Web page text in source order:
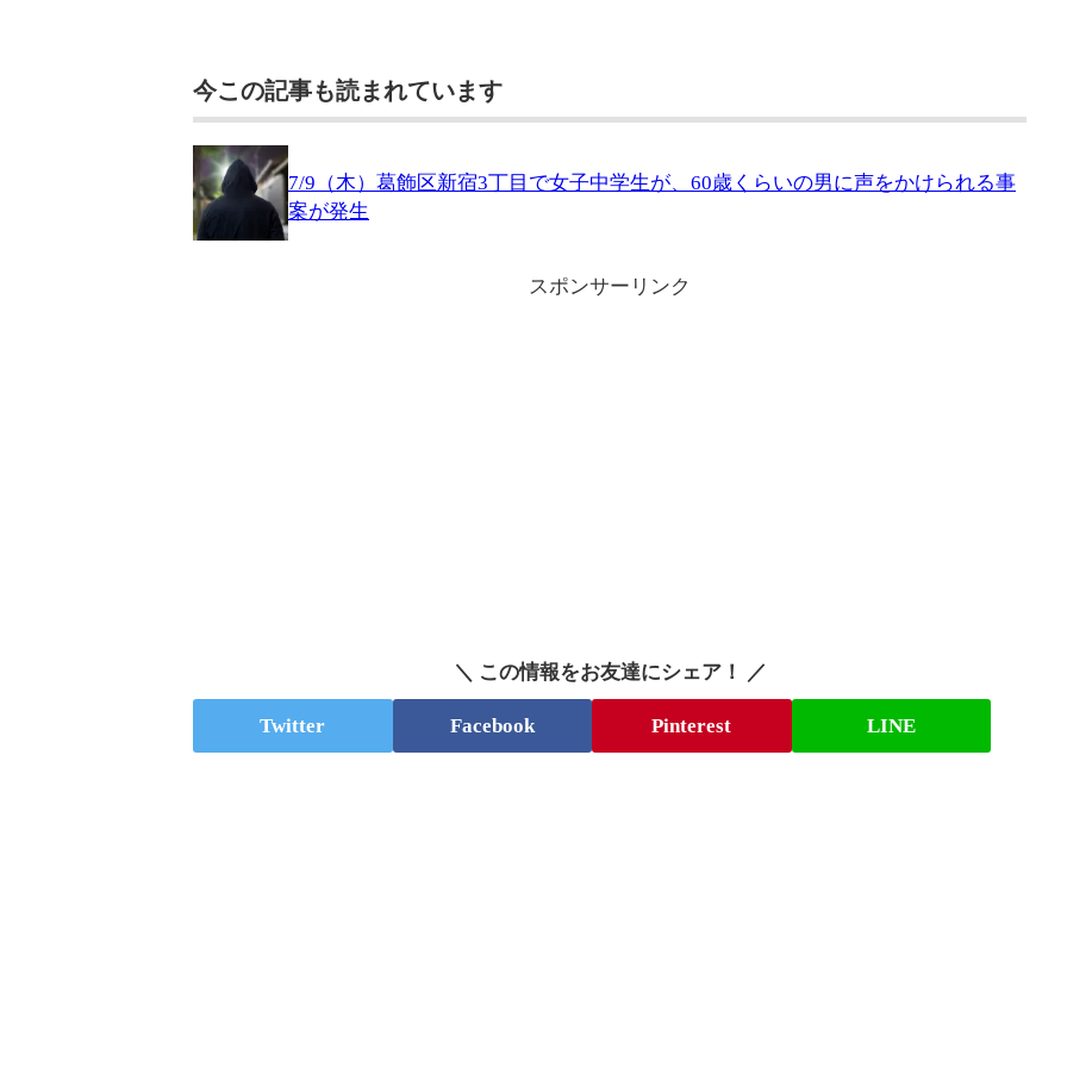
今この記事も読まれています
7/9（木）葛飾区新宿3丁目で女子中学生が、60歳くらいの男に声をかけられる事
案が発生
スポンサーリンク
＼ この情報をお友達にシェア！ ／
Twitter Facebook Pinterest LINE